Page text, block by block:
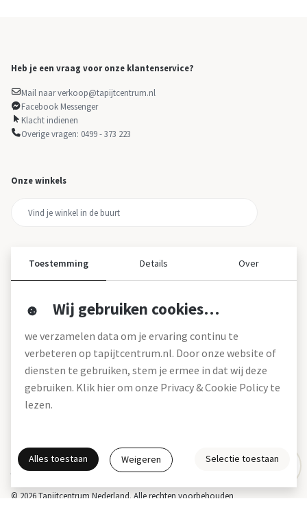
Heb je een vraag voor onze klantenservice?
Mail naar verkoop@tapijtcentrum.nl
Facebook Messenger
Klacht indienen
Overige vragen: 0499 - 373 223
Onze winkels
Over tapijtcentrum
Werken bij
Montageservice
Blog
© 2026 Tapijtcentrum Nederland. Alle rechten voorbehouden
Actie- en betalingsvoorwaarden * Disclaimer
Gratis interieuradvies
Toestemming Details Over
Wij gebruiken cookies…
we verzamelen data om je ervaring continu te
verbeteren op tapijtcentrum.nl. Door onze website of
diensten te gebruiken, stem je ermee in dat wij deze
gebruiken. Klik hier om onze Privacy & Cookie Policy te
lezen.
Alles toestaan Weigeren Selectie toestaan